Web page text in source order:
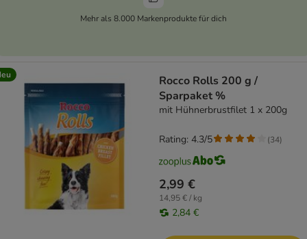
Mehr als 8.000 Markenprodukte für dich
Rocco Rolls 200 g /
Sparpaket %
mit Hühnerbrustfilet 1 x 200g
2,99 €
14,95 € / kg
2,84 €
Rating: 4.3/5 (34)